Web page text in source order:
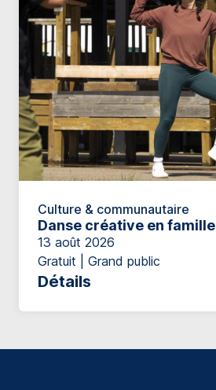
Culture & communautaire
Danse créative en famille
13 août 2026
Gratuit | Grand public
Détails